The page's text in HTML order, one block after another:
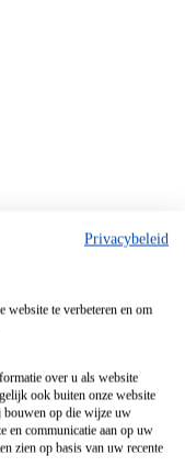
Privacybeleid
website te verbeteren en om
over u als website
ook buiten onze website
bouwen op die wijze uw
en communicatie aan op uw
zien op basis van uw recente